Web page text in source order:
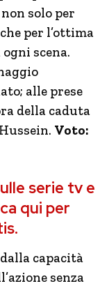
solo per
per l’ottima
scena.
alle prese
della caduta
Voto:
serie tv e
qui per
capacità
senza